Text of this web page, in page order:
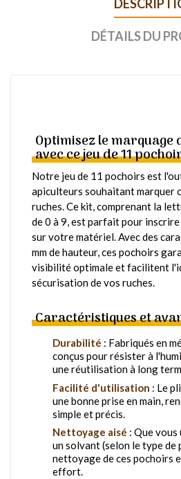
DÉTAILS DU
Optimisez le marquage
avec ce jeu de 11
Notre jeu de 11 pochoirs est
apiculteurs souhaitant marquer
ruches. Ce kit, comprenant la
de 0 à 9, est parfait pour
sur votre matériel. Avec des
mm de hauteur, ces pochoirs
visibilité optimale et facilitent
sécurisation de vos ruches.
Caractéristiques et
Durabilité : Fabriqués en
conçus pour résister à
une réutilisation à long
Facilité d'utilisation : Le
une bonne prise en main,
simple et précis.
Nettoyage aisé : Que
un solvant (selon le type de
nettoyage de ces pochoirs
effort.